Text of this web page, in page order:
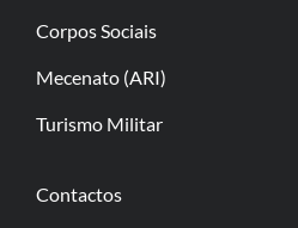
Corpos Sociais
Mecenato (ARI)
Turismo Militar
Contactos